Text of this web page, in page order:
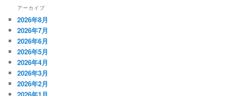
アーカイブ
2026年8月
2026年7月
2026年6月
2026年5月
2026年4月
2026年3月
2026年2月